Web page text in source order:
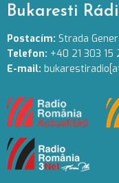
Bukaresti
Postacím: Strada
Telefon: +40 21 303 15
E-mail: